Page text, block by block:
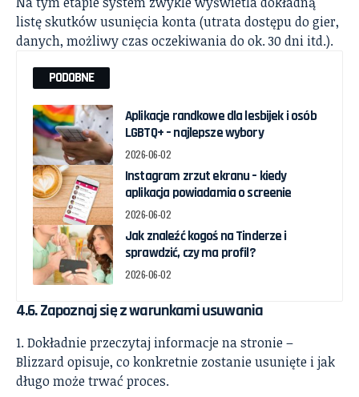
listę skutków usunięcia konta (utrata dostępu do gier,
danych, możliwy czas oczekiwania do ok. 30 dni itd.).
PODOBNE
Aplikacje randkowe dla lesbijek i osób
LGBTQ+ – najlepsze wybory
2026-06-02
Instagram zrzut ekranu – kiedy
aplikacja powiadamia o screenie
2026-06-02
Jak znaleźć kogoś na Tinderze i
sprawdzić, czy ma profil?
2026-06-02
4.6. Zapoznaj się z warunkami usuwania
Dokładnie przeczytaj informacje na stronie –
Blizzard opisuje, co konkretnie zostanie usunięte i jak
długo może trwać proces.